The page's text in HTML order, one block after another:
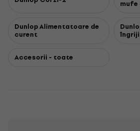
Dunlop Alimentatoare de
curent
Accesorii - toate